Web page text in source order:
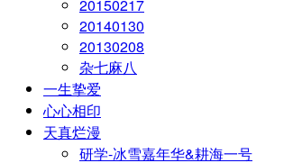
20150217
20140130
20130208
杂七麻八
一生挚爱
心心相印
天真烂漫
研学-冰雪嘉年华&耕海一号